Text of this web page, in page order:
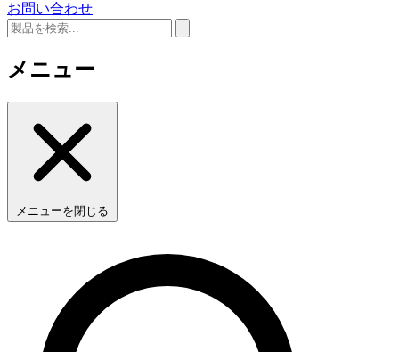
お問い合わせ
メニュー
メニューを閉じる